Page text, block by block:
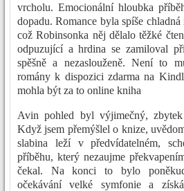
vrcholu. Emocionální hloubka
dopadu. Romance byla spíše
což Robinsonka něj dělalo těžké
odpuzující a hrdina se zamiloval
spěšně a nezaslouženě. Není to
romány k dispozici zdarma na
mohla být za to online kniha
Avin pohled byl výjimečný,
Když jsem přemýšlel o knize,
slabina leží v předvídatelném,
příběhu, který nezaujme
čekal. Na konci to bylo
očekávání velké symfonie a